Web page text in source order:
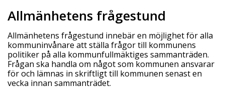
Allmänhetens frågestund
Allmänhetens frågestund innebär en möjlighet för alla
kommuninvånare att ställa frågor till kommunens
politiker på alla kommunfullmäktiges sammanträden.
Frågan ska handla om något som kommunen ansvarar
för och lämnas in skriftligt till kommunen senast en
vecka innan sammanträdet.